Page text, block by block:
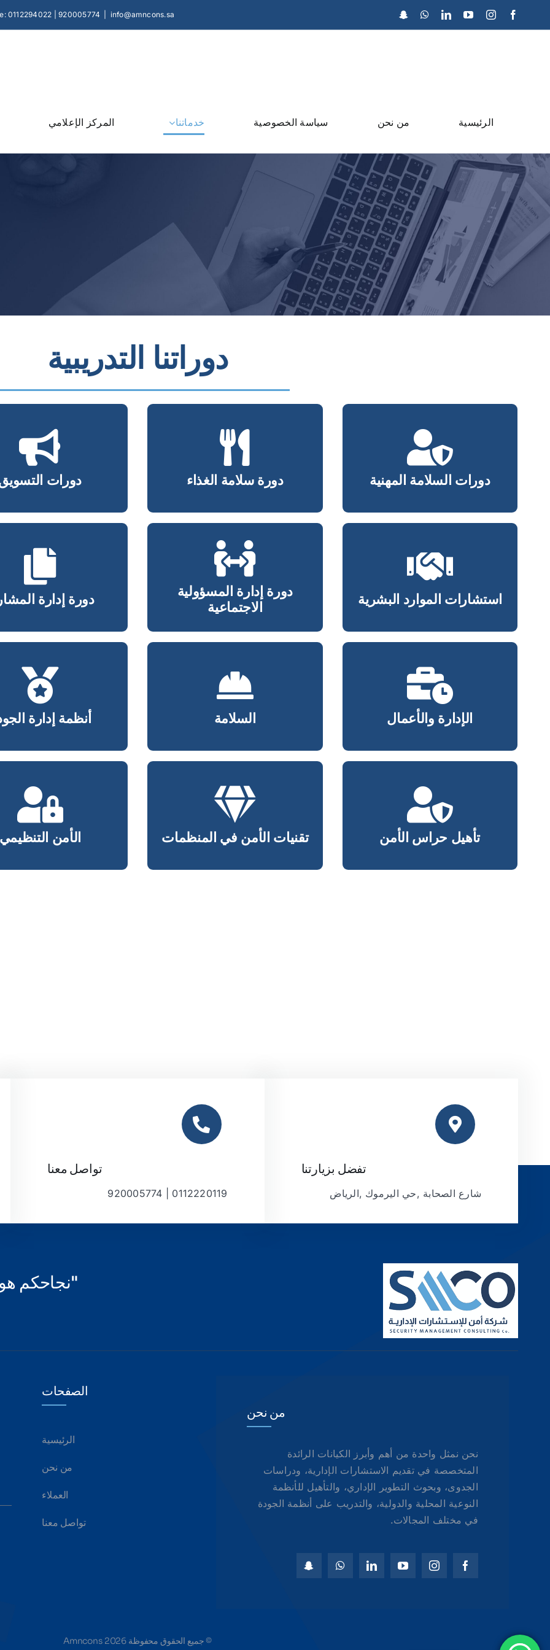
Facebook
Instagram
YouTube
LinkedIn
WhatsApp
0112294022 | 920005774 info@amncons.sa
الرئيسية من نحن سياسة الخصوصية خدماتنا المركز الإعلامي
دوراتنا التدريبية
دورات
دورات التسويق
دورة سلامة الغذاء
دورة سلامة الغذاء
دورات السلامة المهنية
دورات السلامة المهنية
دورة إدارة
دورة إدارة
دورة إدارة المسؤولية
الاجتماعية
دورة إدارة المسؤولية
الاجتماعية
استشارات الموارد البشرية
استشارات الموارد البشرية
أنظمة إدارة
أنظمة إدارة
السلامة
السلامة
الإدارة والأعمال
الإدارة والأعمال
الأمن التنظيمي
الأمن التنظيمي
تقنيات الأمن في المنظمات
تقنيات الأمن في المنظمات
تأهيل حراس الأمن
تأهيل حراس الأمن
تفضل بزيارتنا
شارع الصحابة ,حي اليرموك ,الرياض
تواصل معنا
0112220119 | 920005774
"نجاحكم
من نحن
نحن نمثل واحدة من أهم وأبرز الكيانات الرائدة
المتخصصة في تقديم الاستشارات الإدارية، ودراسات
الجدوى، وبحوث التطوير الإداري، والتأهيل للأنظمة
النوعية المحلية والدولية، والتدريب على أنظمة الجودة
في مختلف المجالات.
الصفحات
الرئيسية
من نحن
العملاء
تواصل معنا
© جميع الحقوق محفوظة 2026 Amncons